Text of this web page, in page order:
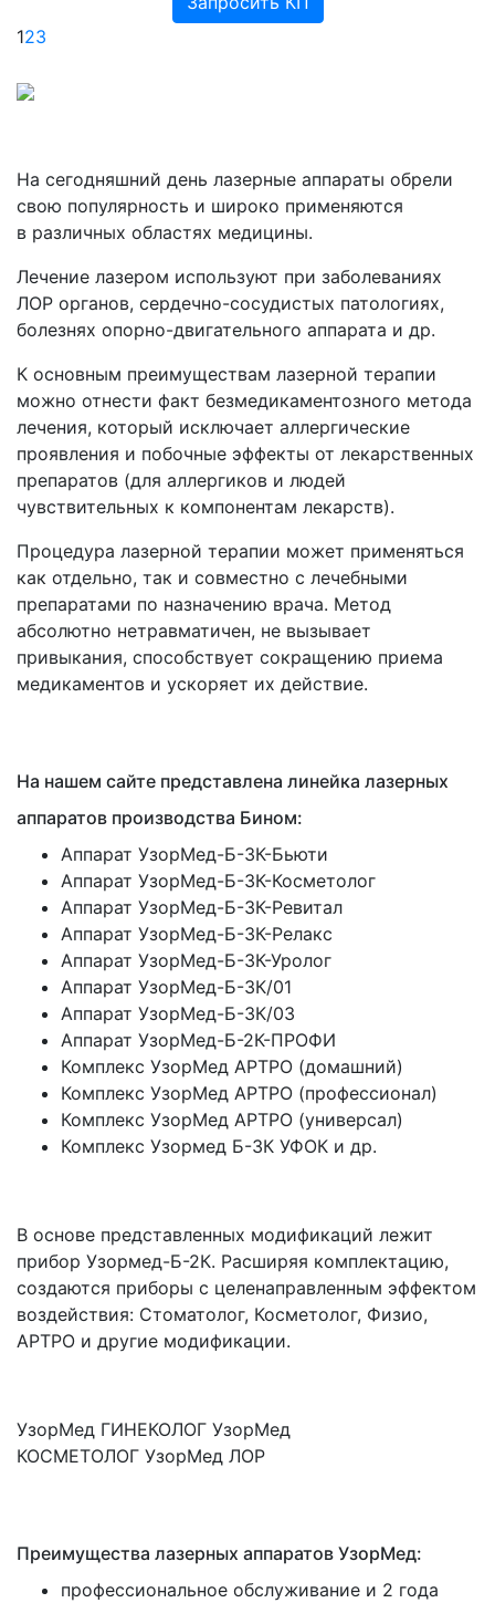
123
На сегодняшний день лазерные аппараты обрели
свою популярность и широко применяются
в различных областях медицины.
Лечение лазером используют при заболеваниях
ЛОР органов, сердечно-сосудистых патологиях,
болезнях опорно-двигательного аппарата и др.
К основным преимуществам лазерной терапии
можно отнести факт безмедикаментозного метода
лечения, который исключает аллергические
проявления и побочные эффекты от лекарственных
препаратов (для аллергиков и людей
чувствительных к компонентам лекарств).
Процедура лазерной терапии может применяться
как отдельно, так и совместно с лечебными
препаратами по назначению врача. Метод
абсолютно нетравматичен, не вызывает
привыкания, способствует сокращению приема
медикаментов и ускоряет их действие.
На нашем сайте представлена линейка лазерных
аппаратов производства Бином:
Аппарат УзорМед-Б-3К-Бьюти
Аппарат УзорМед-Б-3К-Косметолог
Аппарат УзорМед-Б-3К-Ревитал
Аппарат УзорМед-Б-3К-Релакс
Аппарат УзорМед-Б-3К-Уролог
Аппарат УзорМед-Б-3К/01
Аппарат УзорМед-Б-3К/03
Аппарат УзорМед-Б-2К-ПРОФИ
Комплекс УзорМед АРТРО (домашний)
Комплекс УзорМед АРТРО (профессионал)
Комплекс УзорМед АРТРО (универсал)
Комплекс Узормед Б-3К УФОК и др.
В основе представленных модификаций лежит
прибор Узормед-Б-2К. Расширяя комплектацию,
создаются приборы с целенаправленным эффектом
воздействия: Стоматолог, Косметолог, Физио,
АРТРО и другие модификации.
УзорМед ГИНЕКОЛОГ УзорМед
КОСМЕТОЛОГ УзорМед ЛОР
Преимущества лазерных аппаратов УзорМед:
профессиональное обслуживание и 2 года